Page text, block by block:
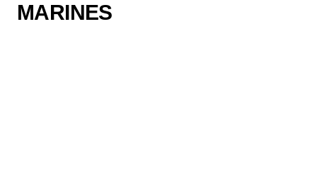
MARINES